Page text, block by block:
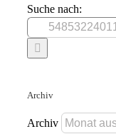
Suche nach:
Archiv
Archiv